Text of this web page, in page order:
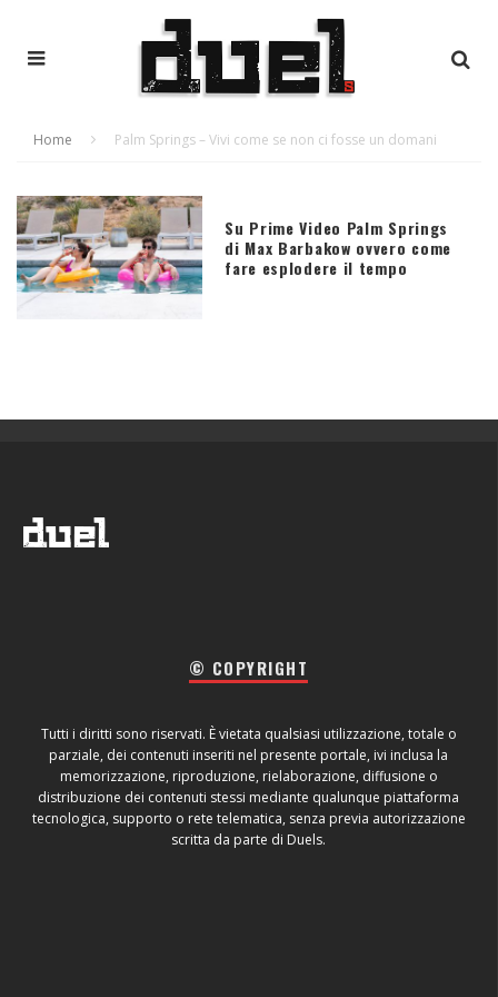
Home Palm Springs – Vivi come se non ci fosse un domani
Su Prime Video Palm Springs
di Max Barbakow ovvero come
fare esplodere il tempo
© COPYRIGHT
Tutti i diritti sono riservati. È vietata qualsiasi utilizzazione, totale o
parziale, dei contenuti inseriti nel presente portale, ivi inclusa la
memorizzazione, riproduzione, rielaborazione, diffusione o
distribuzione dei contenuti stessi mediante qualunque piattaforma
tecnologica, supporto o rete telematica, senza previa autorizzazione
scritta da parte di Duels.